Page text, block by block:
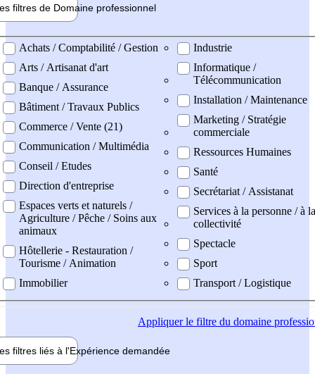
filtres de Domaine professionnel
professionel
Achats / Comptabilité / Gestion
Arts / Artisanat d'art
Banque / Assurance
Bâtiment / Travaux Publics
Commerce / Vente (21)
Communication / Multimédia
Conseil / Etudes
Direction d'entreprise
Espaces verts et naturels /
Agriculture / Pêche / Soins aux
animaux
Hôtellerie - Restauration /
Tourisme / Animation
Immobilier
Industrie
Informatique /
Télécommunication
Installation / Maintenance
Marketing / Stratégie
commerciale
Ressources Humaines
Santé
Secrétariat / Assistanat
Services à la personne / à la
collectivité
Spectacle
Sport
Transport / Logistique
Appliquerle filtre du domaine
filtres liés à l'Expérience demandée